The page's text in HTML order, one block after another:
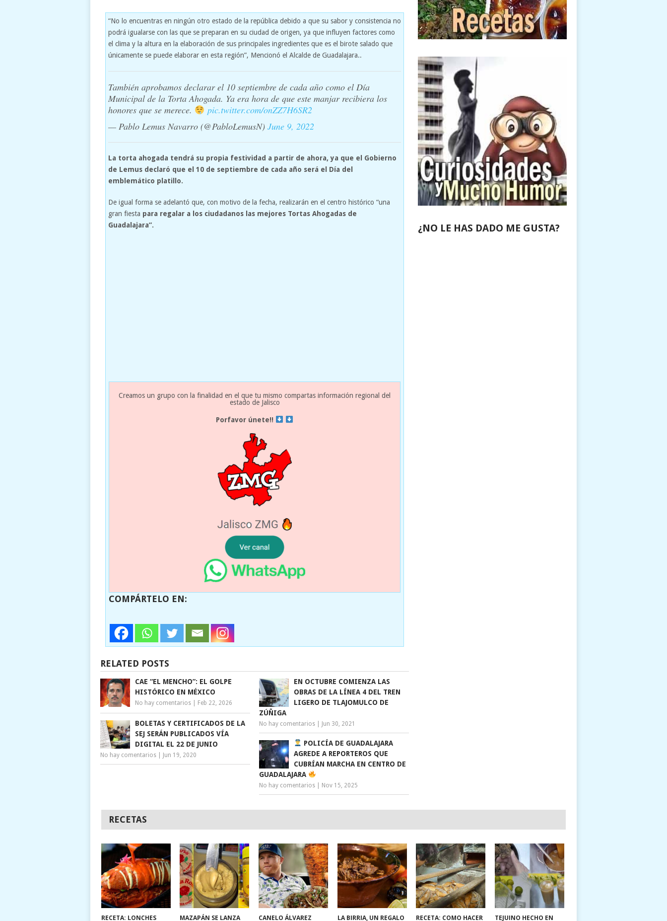
“No lo encuentras en ningún otro estado de la república debido a que su sabor y consistencia no
podrá igualarse con las que se preparan en su ciudad de origen, ya que influyen factores como
el clima y la altura en la elaboración de sus principales ingredientes que es el birote salado que
únicamente se puede elaborar en esta región”, Mencionó el Alcalde de Guadalajara..
También aprobamos declarar el 10 septiembre de cada año como el Día
Municipal de la Torta Ahogada. Ya era hora de que este manjar recibiera los
honores que se merece.
pic.twitter.com/onZZ7H6SR2
— Pablo Lemus Navarro (@PabloLemusN) June 9, 2022
La torta ahogada tendrá su propia festividad a partir de ahora, ya que el Gobierno
de Lemus declaró que el 10 de septiembre de cada año será el Día del
emblemático platillo.
De igual forma se adelantó que, con motivo de la fecha, realizarán en el centro histórico “una
gran fiesta para regalar a los ciudadanos las mejores Tortas Ahogadas de
Guadalajara”.
Creamos un grupo con la finalidad en el que tu mismo compartas información regional del
estado de Jalisco
Porfavor únete!!
COMPÁRTELO EN:
RELATED POSTS
CAE “EL MENCHO”: EL GOLPE
HISTÓRICO EN MÉXICO
No hay comentarios Feb 22, 2026
EN OCTUBRE COMIENZA LAS
OBRAS DE LA LÍNEA 4 DEL TREN
LIGERO DE TLAJOMULCO DE
ZÚÑIGA
No hay comentarios Jun 30, 2021
BOLETAS Y CERTIFICADOS DE LA
SEJ SERÁN PUBLICADOS VÍA
DIGITAL EL 22 DE JUNIO
No hay comentarios Jun 19, 2020
POLICÍA DE GUADALAJARA
AGREDE A REPORTEROS QUE
CUBRÍAN MARCHA EN CENTRO DE
GUADALAJARA
No hay comentarios Nov 15, 2025
¿NO LE HAS DADO ME GUSTA?
RECETAS
RECETA: LONCHES MAZAPÁN SE LANZA CANELO ÁLVAREZ LA BIRRIA, UN REGALO RECETA: COMO HACER TEJUINO HECHO EN